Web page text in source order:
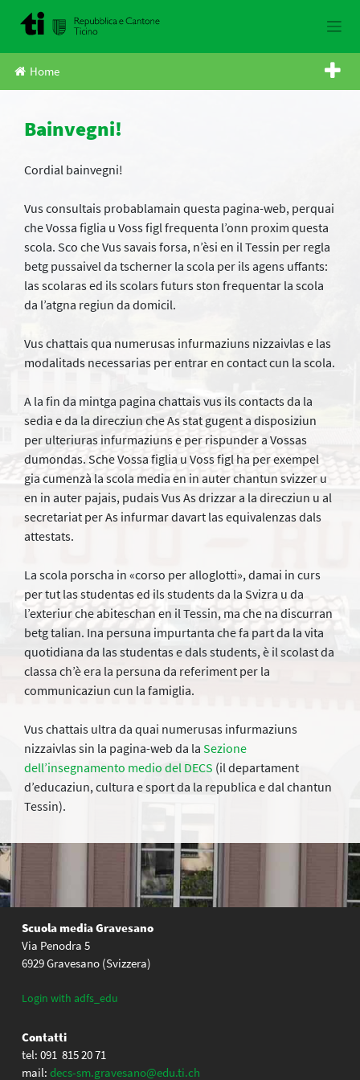
Home
Bainvegni!
Cordial bainvegni!
Vus consultais probablamain questa pagina-web, perquai
che Vossa figlia u Voss figl frequenta l’onn proxim questa
scola. Sco che Vus savais forsa, n’èsi en il Tessin per regla
betg pussaivel da tscherner la scola per ils agens uffants:
las scolaras ed ils scolars futurs ston frequentar la scola
da l’atgna regiun da domicil.
Vus chattais qua numerusas infurmaziuns nizzaivlas e las
modalitads necessarias per entrar en contact cun la scola.
A la fin da mintga pagina chattais vus ils contacts da la
sedia e da la direcziun che As stat gugent a disposiziun
per ulteriuras infurmaziuns e per rispunder a Vossas
dumondas. Sche Vossa figlia u Voss figl ha per exempel
gia cumenzà la scola media en in auter chantun svizzer u
en in auter pajais, pudais Vus As drizzar a la direcziun u al
secretariat per As infurmar davart las equivalenzas dals
attestats.
La scola porscha in «corso per alloglotti», damai in curs
per tut las studentas ed ils students da la Svizra u da
l’exteriur che abiteschan en il Tessin, ma che na discurran
betg talian. Ina persuna impurtanta che fa part da la vita
quotidiana da las studentas e dals students, è il scolast da
classa ch’è era la persuna da referiment per la
communicaziun cun la famiglia.
Vus chattais ultra da quai numerusas infurmaziuns
nizzaivlas sin la pagina-web da la Sezione
dell’insegnamento medio del DECS (il departament
d’educaziun, cultura e sport da la republica e dal chantun
Tessin).
Scuola media Gravesano
Via Penodra 5
6929 Gravesano (Svizzera)
Login with adfs_edu
Contatti
tel: 091 815 20 71
mail: decs-sm.gravesano@edu.ti.ch